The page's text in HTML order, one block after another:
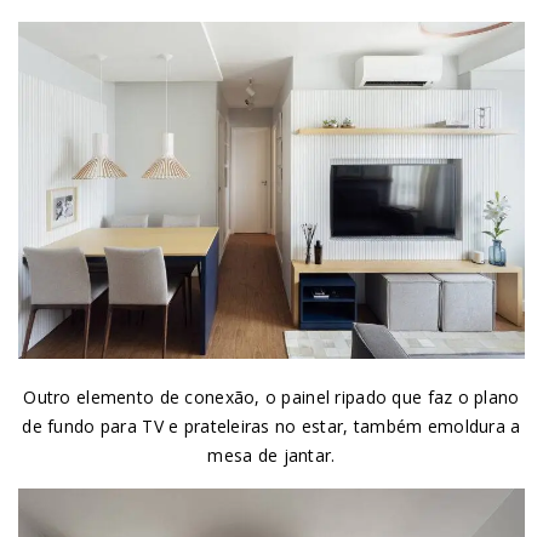
Outro elemento de conexão, o painel ripado que faz o plano
de fundo para TV e prateleiras no estar, também emoldura a
mesa de jantar.